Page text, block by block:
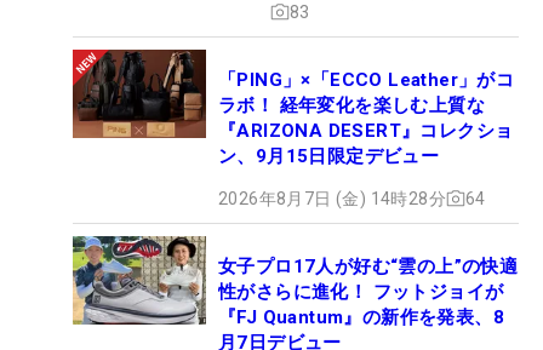
83
「PING」×「ECCO Leather」がコ
ラボ！ 経年変化を楽しむ上質な
『ARIZONA DESERT』コレクショ
ン、9月15日限定デビュー
2026年8月7日 (金) 14時28分 64
女子プロ17人が好む“雲の上”の快適
性がさらに進化！ フットジョイが
『FJ Quantum』の新作を発表、8
月7日デビュー